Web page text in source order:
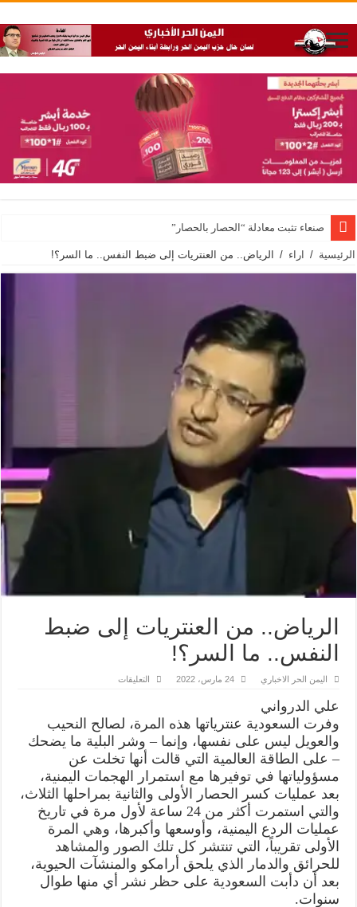
صنعاء تثبت معادلة “الحصار بالحصار”
الرئيسية / اراء / الرياض.. من العنتريات إلى ضبط النفس.. ما السر؟!
الرياض.. من العنتريات إلى ضبط
النفس.. ما السر؟!
اليمن الحر الاخباري 24 مارس، 2022 التعليقات
إلى
ضبط
النفس..
السر؟!
مغلقة
علي الدرواني
وفرت السعودية عنترياتها هذه المرة، لصالح النحيب
والعويل ليس على نفسها، وإنما – وشر البلية ما يضحك
– على الطاقة العالمية التي قالت أنها تخلت عن
مسؤولياتها في توفيرها مع استمرار الهجمات اليمنية،
بعد عمليات كسر الحصار الأولى والثانية بمراحلها الثلاث،
والتي استمرت أكثر من 24 ساعة لأول مرة في تاريخ
عمليات الردع اليمنية، وأوسعها وأكبرها، وهي المرة
الأولى تقريباً، التي تنتشر كل تلك الصور والمشاهد
للحرائق والدمار الذي يلحق أرامكو والمنشآت الحيوية،
بعد أن دأبت السعودية على حظر نشر أي منها طوال
سنوات.